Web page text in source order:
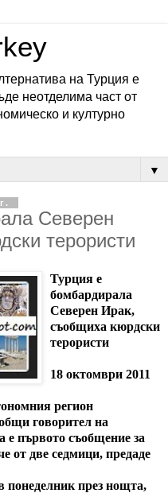
на Турция е
неотделима част от
и културно
▼
Северен
терористи
Турция е
бомбардирала
Северен Ирак,
съобщиха кюрдски
терористи
18 октомври 2011
регион
говорител на
е първото съобщение за
от две седмици, предаде
понеделник през нощта,